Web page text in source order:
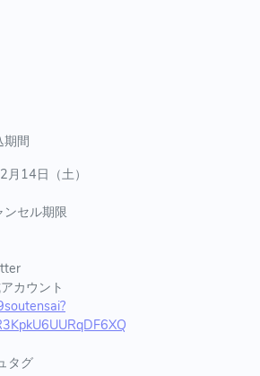
期間
14日（土）
セル期限
カウント
タグ